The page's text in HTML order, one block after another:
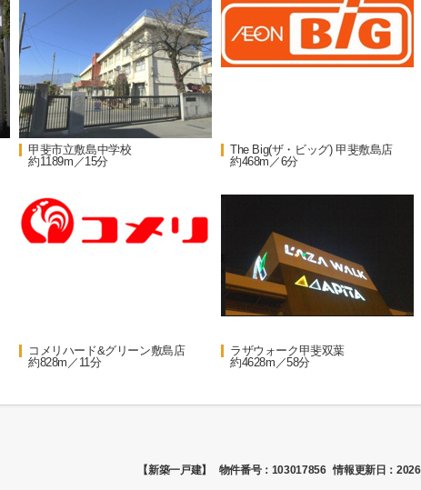
甲斐市立敷島中学校
約1189m／15分
The Big(ザ・ビッグ) 甲斐敷島店
約468m／6分
コメリハード&グリーン敷島店
約828m／11分
ラザウォーク甲斐双葉
約4628m／58分
【新築一戸建】 物件番号：103017856 情報更新日：